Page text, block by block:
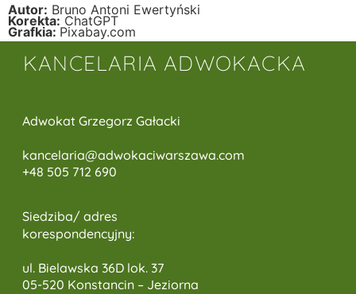
Autor: Bruno Antoni Ewertyński
Korekta: ChatGPT
Grafkia: Pixabay.com
KANCELARIA ADWOKACKA
Adwokat Grzegorz Gałacki
kancelaria@adwokaciwarszawa.com
+48 505 712 690
Siedziba/ adres
korespondencyjny:
ul. Bielawska 36D lok. 37
05-520 Konstancin – Jeziorna